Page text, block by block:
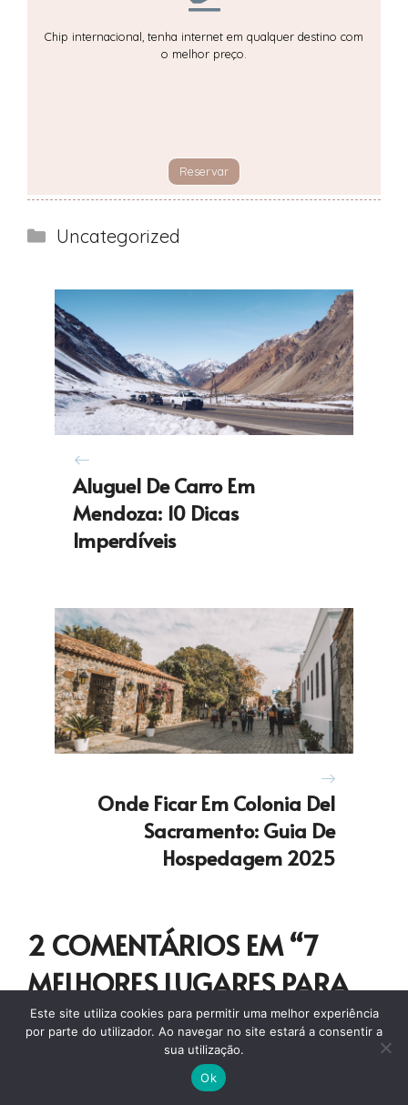
Chip internacional, tenha internet em qualquer destino com
o melhor preço.
Reservar
Categorias
Uncategorized
Aluguel De Carro Em
Mendoza: 10 Dicas
Imperdíveis
Onde Ficar Em Colonia Del
Sacramento: Guia De
Hospedagem 2025
2 COMENTÁRIOS EM “7
MELHORES LUGARES PARA
PASSAR O NATAL NO
Este site utiliza cookies para permitir uma melhor experiência
por parte do utilizador. Ao navegar no site estará a consentir a
sua utilização.
Ok